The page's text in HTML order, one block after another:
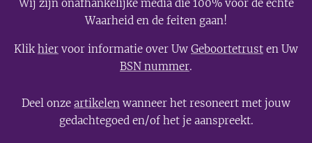
Wij zijn onafhankelijke media die 100% voor de èchte
Waarheid en de feiten gaan!
Klikhier voor informatie over Uw Geboortetrust en Uw
BSN nummer.
Deel onze artikelen wanneer het resoneert met jouw
gedachtegoed en/of het je aanspreekt.